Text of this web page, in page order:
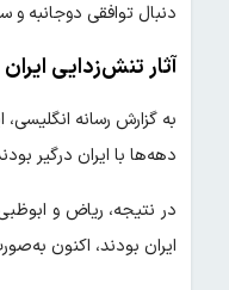
دنبال توافقی دوجانبه
آثار تنش‌زدایی
به گزارش رسانه
دهه‌ها با ایران درگیر
ایران بودند، اکنون